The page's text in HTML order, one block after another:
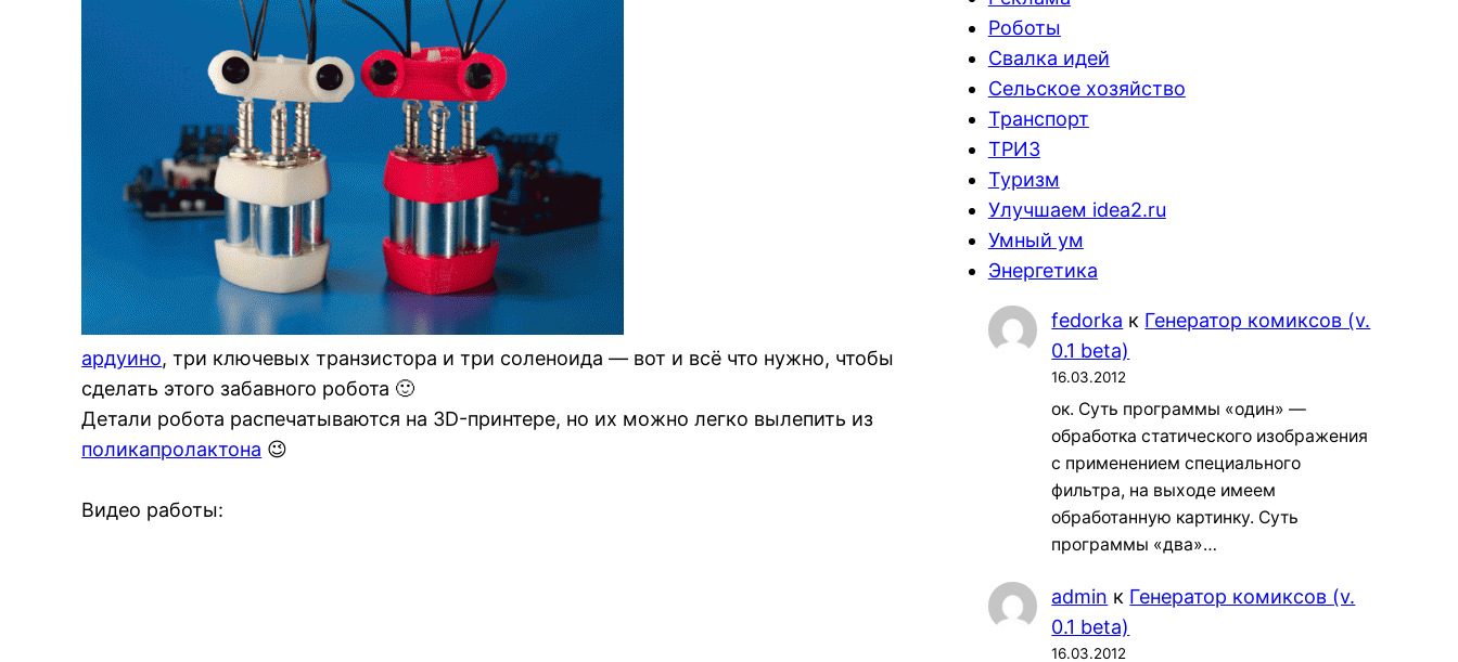
ардуино, три ключевых транзистора и три соленоида — вот и всё что нужно, чтобы
сделать этого забавного робота 🙂
Детали робота распечатываются на 3D-принтере, но их можно легко вылепить из
поликапролактона 😉
Видео работы:
Роботы
Свалка идей
Сельское хозяйство
Транспорт
ТРИЗ
Туризм
Улучшаем idea2.ru
Умный ум
Энергетика
fedorka к Генератор комиксов (v.
0.1 beta)
16.03.2012
ок. Суть программы «один» —
обработка статического изображения
с применением специального
фильтра, на выходе имеем
обработанную картинку. Суть
программы «два»…
admin к Генератор комиксов (v.
0.1 beta)
16.03.2012